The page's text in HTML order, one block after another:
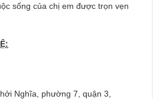
sống của chị em được trọn vẹn
Nghĩa, phường 7, quận 3,